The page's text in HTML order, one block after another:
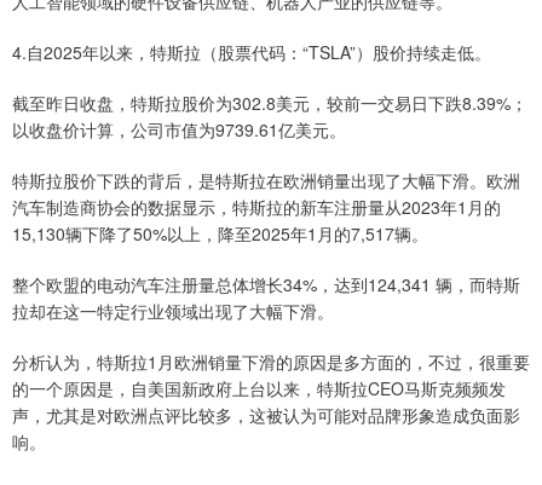
4.自2025年以来，特斯拉（股票代码：“TSLA”）股价持续走低。
截至昨日收盘，特斯拉股价为302.8美元，较前一交易日下跌8.39%；
以收盘价计算，公司市值为9739.61亿美元。
特斯拉股价下跌的背后，是特斯拉在欧洲销量出现了大幅下滑。欧洲
汽车制造商协会的数据显示，特斯拉的新车注册量从2023年1月的
15,130辆下降了50%以上，降至2025年1月的7,517辆。
整个欧盟的电动汽车注册量总体增长34%，达到124,341 辆，而特斯
拉却在这一特定行业领域出现了大幅下滑。
分析认为，特斯拉1月欧洲销量下滑的原因是多方面的，不过，很重要
的一个原因是，自美国新政府上台以来，特斯拉CEO马斯克频频发
声，尤其是对欧洲点评比较多，这被认为可能对品牌形象造成负面影
响。